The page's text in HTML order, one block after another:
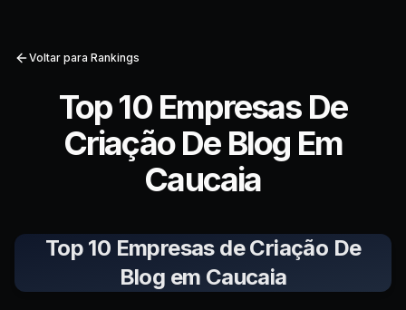
Voltar para Rankings
Top 10 Empresas De
Criação De Blog Em
Caucaia
Top 10 Empresas de Criação De
Blog em Caucaia